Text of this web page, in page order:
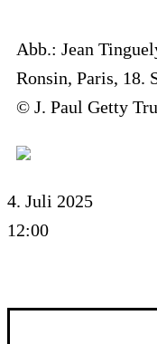
Abb.: Jean
Ronsin, Paris, 18.
© J. Paul Getty
4. Juli 2025
12:00